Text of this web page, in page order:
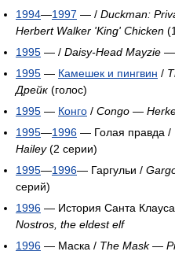
1994—1997 — / Duckman:
Herbert Walker 'King' Chicken
1995 — / Daisy-Head Mayzie —
1995 — Камешек и пингвин /
Дрейк (голос)
1995 — Конго / Congo —
1995—1996 — Голая правда /
Hailey(2 серии)
1995—1996— Гаргульи /
серий)
1996 — История Санта
Nostros, the eldest elf
1996 — Маска / The Mask—